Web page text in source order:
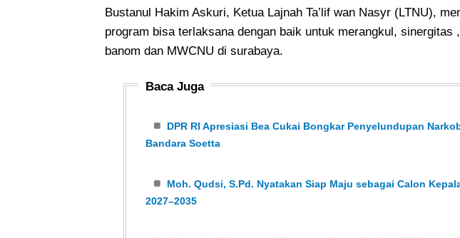
Bustanul Hakim Askuri, Ketua Lajnah Ta’lif wan Nasyr (LTNU),
program bisa terlaksana dengan baik untuk merangkul, sinergitas
banom dan MWCNU di surabaya.
Baca Juga
DPR RI Apresiasi Bea Cukai Bongkar Penyelundupan
Bandara Soetta
Moh. Qudsi, S.Pd. Nyatakan Siap Maju sebagai Calon
2027–2035